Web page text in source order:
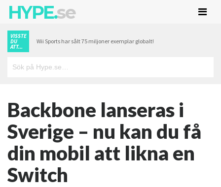
HYPE.se
VISSTE
DU
ATT...
Wii Sports har sålt 75 miljoner exemplar globalt!
Backbone lanseras i
Sverige – nu kan du få
din mobil att likna en
Switch